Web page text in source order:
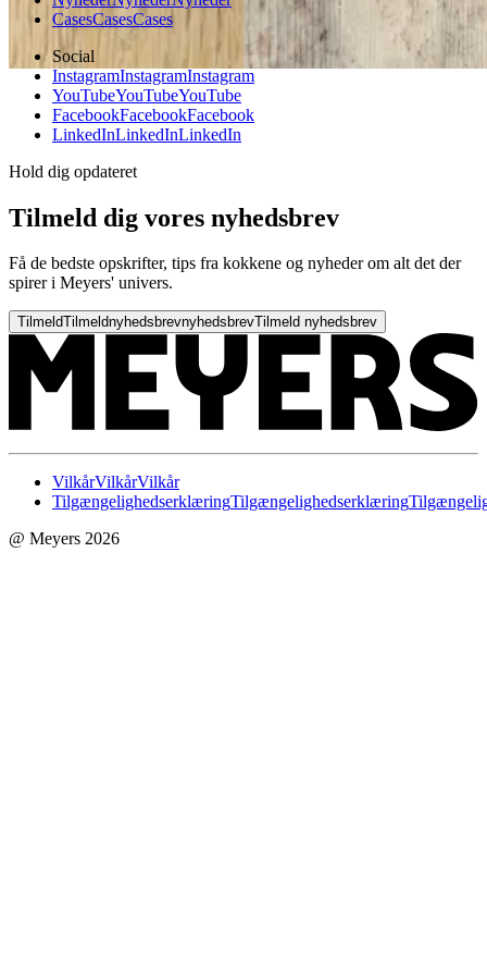
CasesCasesCases
Social
InstagramInstagramInstagram
YouTubeYouTubeYouTube
FacebookFacebookFacebook
LinkedInLinkedInLinkedIn
Hold dig opdateret
Tilmeld dig vores nyhedsbrev
Få de bedste opskrifter, tips fra kokkene og nyheder om alt det der
spirer i Meyers' univers.
TilmeldTilmeldnyhedsbrevnyhedsbrevTilmeld nyhedsbrev
VilkårVilkårVilkår
TilgængelighedserklæringTilgængelighedserklæring
@ Meyers 2026